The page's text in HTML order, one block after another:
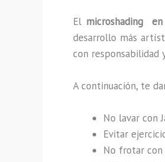
El microshading
desarrollo más
con responsabilidad
A continuación, te
No lavar con
Evitar
No frotar